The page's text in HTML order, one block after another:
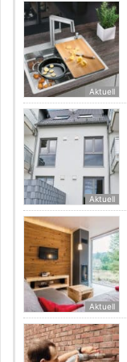
Aktuell
Aktuell
Aktuell